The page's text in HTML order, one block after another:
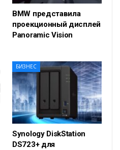
BMW представила
проекционный дисплей
Panoramic Vision
БИЗНЕС
Synology DiskStation
DS723+ для